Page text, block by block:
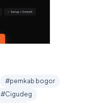
#pemkab bogor
#Cigudeg